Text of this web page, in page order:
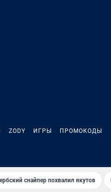
ZODY ИГРЫ ПРОМОКОДЫ
снайпер похвалил якутов